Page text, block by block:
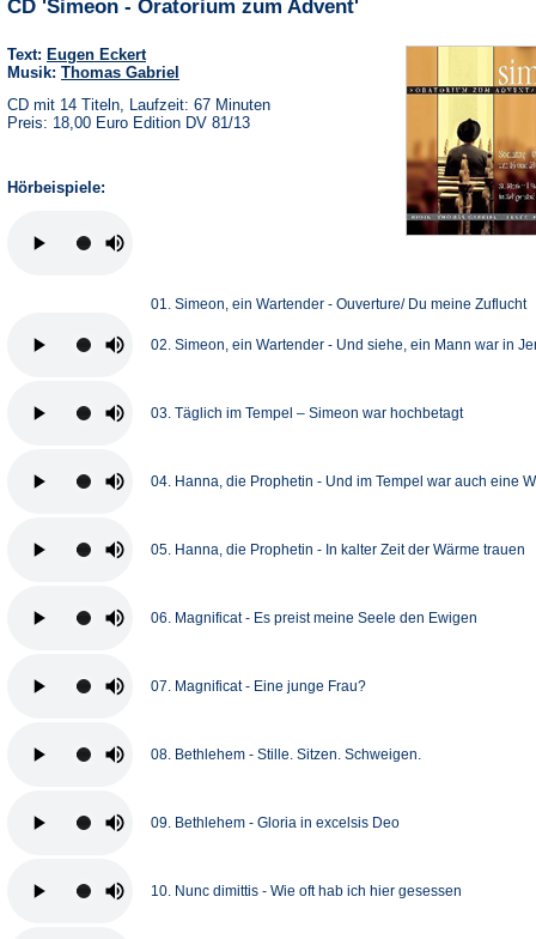
CD 'Simeon - Oratorium zum Advent'
Text: Eugen Eckert
Musik: Thomas Gabriel
CD mit 14 Titeln, Laufzeit: 67 Minuten
Preis: 18,00 Euro Edition DV 81/13
Hörbeispiele:
01. Simeon, ein Wartender - Ouverture/ Du meine Zuflucht
02. Simeon, ein Wartender - Und siehe, ein Mann war in
03. Täglich im Tempel – Simeon war hochbetagt
04. Hanna, die Prophetin - Und im Tempel war auch eine
05. Hanna, die Prophetin - In kalter Zeit der Wärme trauen
06. Magnificat - Es preist meine Seele den Ewigen
07. Magnificat - Eine junge Frau?
08. Bethlehem - Stille. Sitzen. Schweigen.
09. Bethlehem - Gloria in excelsis Deo
10. Nunc dimittis - Wie oft hab ich hier gesessen